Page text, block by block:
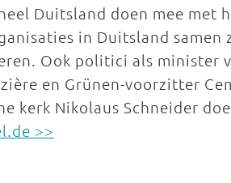
Duitsland doen mee met
in Duitsland samen
Ook politici als minister
en Grünen-voorzitter
kerk Nikolaus Schneider
>>